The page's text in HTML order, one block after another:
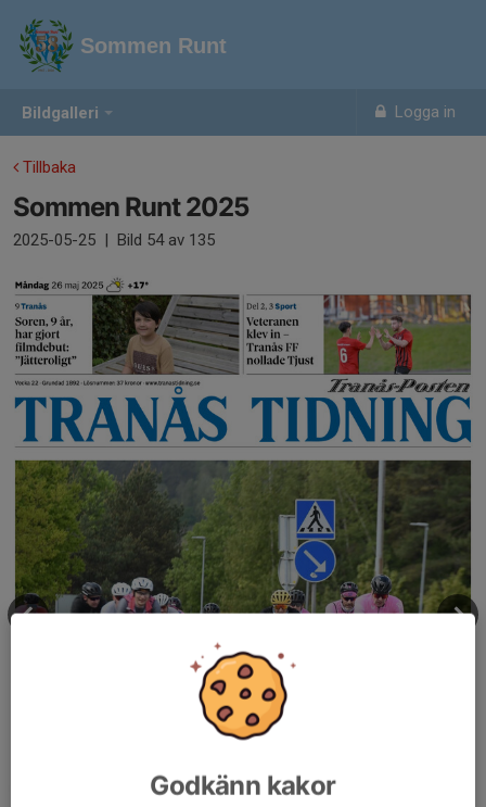
Bildgalleri Logga in
Sommen Runt
Tillbaka
Sommen Runt 2025
2025-05-25 | Bild 54av 135
Godkänn kakor